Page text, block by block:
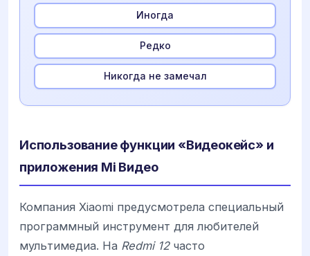
Иногда
Редко
Никогда не замечал
Использование функции «Видеокейс» и
приложения Mi Видео
Компания Xiaomi предусмотрела специальный
программный инструмент для любителей
мультимедиа. На Redmi 12часто